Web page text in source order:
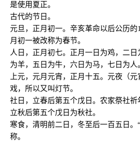
是使用夏正。
古代的节日。
元旦，正月初一。辛亥革命以后公历的
月初一被改称为春节。
人日，正月初七。正月一日为鸡，二日
为羊，五日为牛，六日为马，七日为人
上元，元月元宵，正月十五。元夜（
戏，所以又叫灯节。
社日，立春后第五个戊日。农家祭社祈
立秋后第五个戊日为秋社。
寒食，清明前二日，冬至后一百五日。
称。